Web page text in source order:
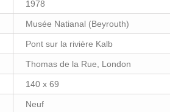
1978
Musée Natianal (Beyrouth)
Pont sur la rivière Kalb
Thomas de la Rue, London
140 x 69
Neuf